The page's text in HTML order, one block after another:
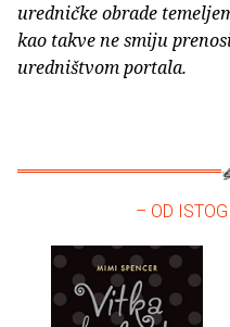
uredničke obrade
kao takve ne smiju
uredništvom portala.
– OD